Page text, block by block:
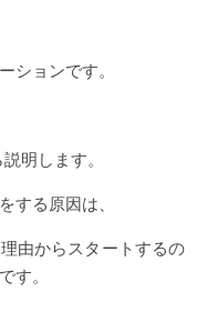
ションです。
明します。
する原因は、
由からスタートするの
す。